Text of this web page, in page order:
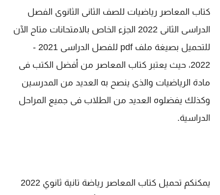
كتاب المعاصر رياضيات للصف الثانى الثانوى الفصل
الدراسى الثانى 2022 الجزء الخاص بالامتحانات متاح الآن
للتحميل بصيغة ملف pdf للفصل الدراسى 2021 -
2022، حيث يعتبر كتاب المعاصر من أفضل الكتب فى
مادة الرياضيات والذى ينصح به العديد من المدرسين
وكذلك يفضلوه العديد من الطلاب فى جميع المراحل
الدراسية.
يمكنكم تحميل كتاب المعاصر رياضة تانية ثانوي 2022